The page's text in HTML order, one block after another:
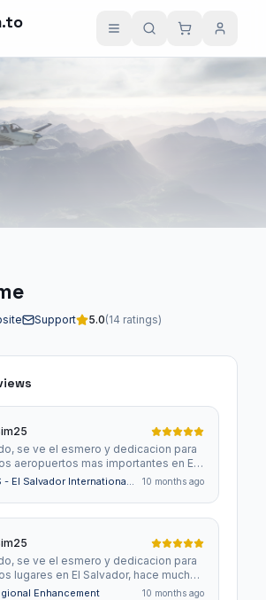
Support 5.0(14 ratings)
se ve el esmero y dedicacion para
aeropuertos mas importantes en El
mucho mas realista e inmersiva la
- El Salvador International
10 months ago
se ve el esmero y dedicacion para
lugares en El Salvador, hace mucho
inmersiva la experiencia de volar,
Enhancement 10 months ago